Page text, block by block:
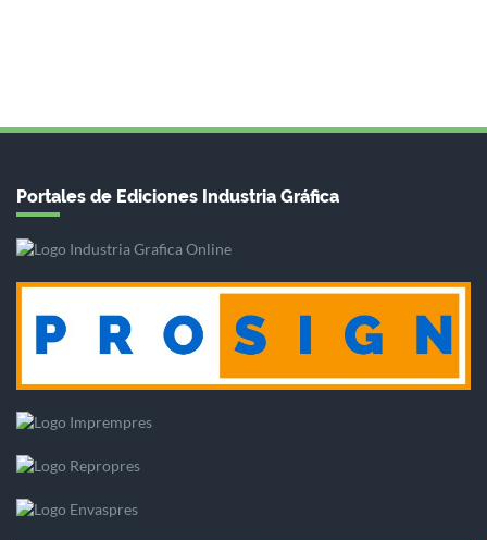
Portales de Ediciones Industria Gráfica